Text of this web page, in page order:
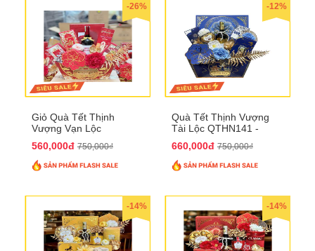
-26%
Giỏ Quà Tết Thịnh
Vượng Vạn Lộc
560,000đ 750,000₫
-12%
Quà Tết Thịnh Vượng
Tài Lộc QTHN141 -
Thịnh Vượng
660,000đ 750,000₫
-14% -14%